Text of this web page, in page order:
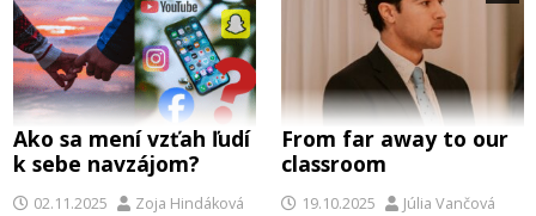
Ako sa mení vzťah ľudí
k sebe navzájom?
02.11.2025 Zoja Hindáková
From far away to our
classroom
19.10.2025 Júlia Vančová